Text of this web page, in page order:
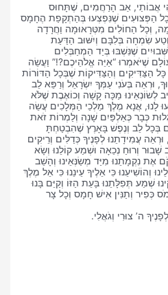
אֲבוֹתַי, אַב הָרַחֲמִים, שֶׁתָּחוּס
הַפְּצוּעִים שֶׁנִּפְצְעוּ בְּהַתְקָפַת הֶחָמָס
וְכָל הַחוֹלִים מִטְּרָאוּמָה וַחֲרָדָה
שִׂמְחָה בְּלִבָּם וְיִשּׁוּב הַדַּעַת
שֶׁנִּשְׁבּוּ בְּיַד הַמְחַבְּלִים
שֶׁיֹּאמְרוּ “אַיֵּה אֱלֹהֵיכֶם?!” וַעֲשֵׂה
הַצַּדִּיקִים וְהַצַּדִּיקוֹת שֶׁבְּכָל הַדּוֹרוֹת
וּרְאֵה בְּעֹנִי עַמְּךָ יִשְׂרָאֵל וְרַפֵּא לֵב
לְשׂוֹנְאֵינוּ מַכָּה קָשָׁה וְכוֹאֶבֶת שֶׁלֹּא
לָנוּ, אֲנָא מֶלֶךְ מַלְכֵי הַמְּלָכִים עֲשֵׂה
כְּבָר כְּאַלְפַּיִם שָׁנָה וְלַמְרוֹת זֹאת
בְּכָל לֵב וְנֶפֶשׁ בָּאָרֶץ שֶׁהִבְטַחְתָּ
עֲמִידָתֵנוּ לְפָנֶיךָ כְּדַלִּים וְרֵיקִים
וְרוּחַ נְכֵאָה וּשְׁמַע קוֹלֵנוּ וְשָׂא
אֶת נִקְמָתֵנוּ מִיַּד מְשַׂנְּאֵינוּ וְהָשֵׁב
וְהוֹשִׁיעֵנוּ כִּי אֵלֶיךָ עֵינֵנוּ כִּי אֵל מֶלֶךְ
שְׁמַע תְּפִלָּתֵנוּ בָּעֵת הַזּוֹ וְקַיֵּם בָּנוּ
כְּפִיר וְתַנִּין אִישׁ חָמָס וְכָל צָר
ה’ צוּרִי וְגֹאֲלִי.